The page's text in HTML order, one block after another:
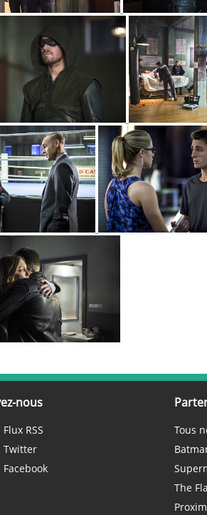
nous
Flux RSS
Twitter
Facebook
Tous
The